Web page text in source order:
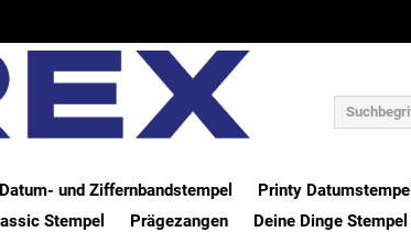
und Ziffernbandstempel Printy Datumstempel
Stempel Prägezangen Deine Dinge Stempel